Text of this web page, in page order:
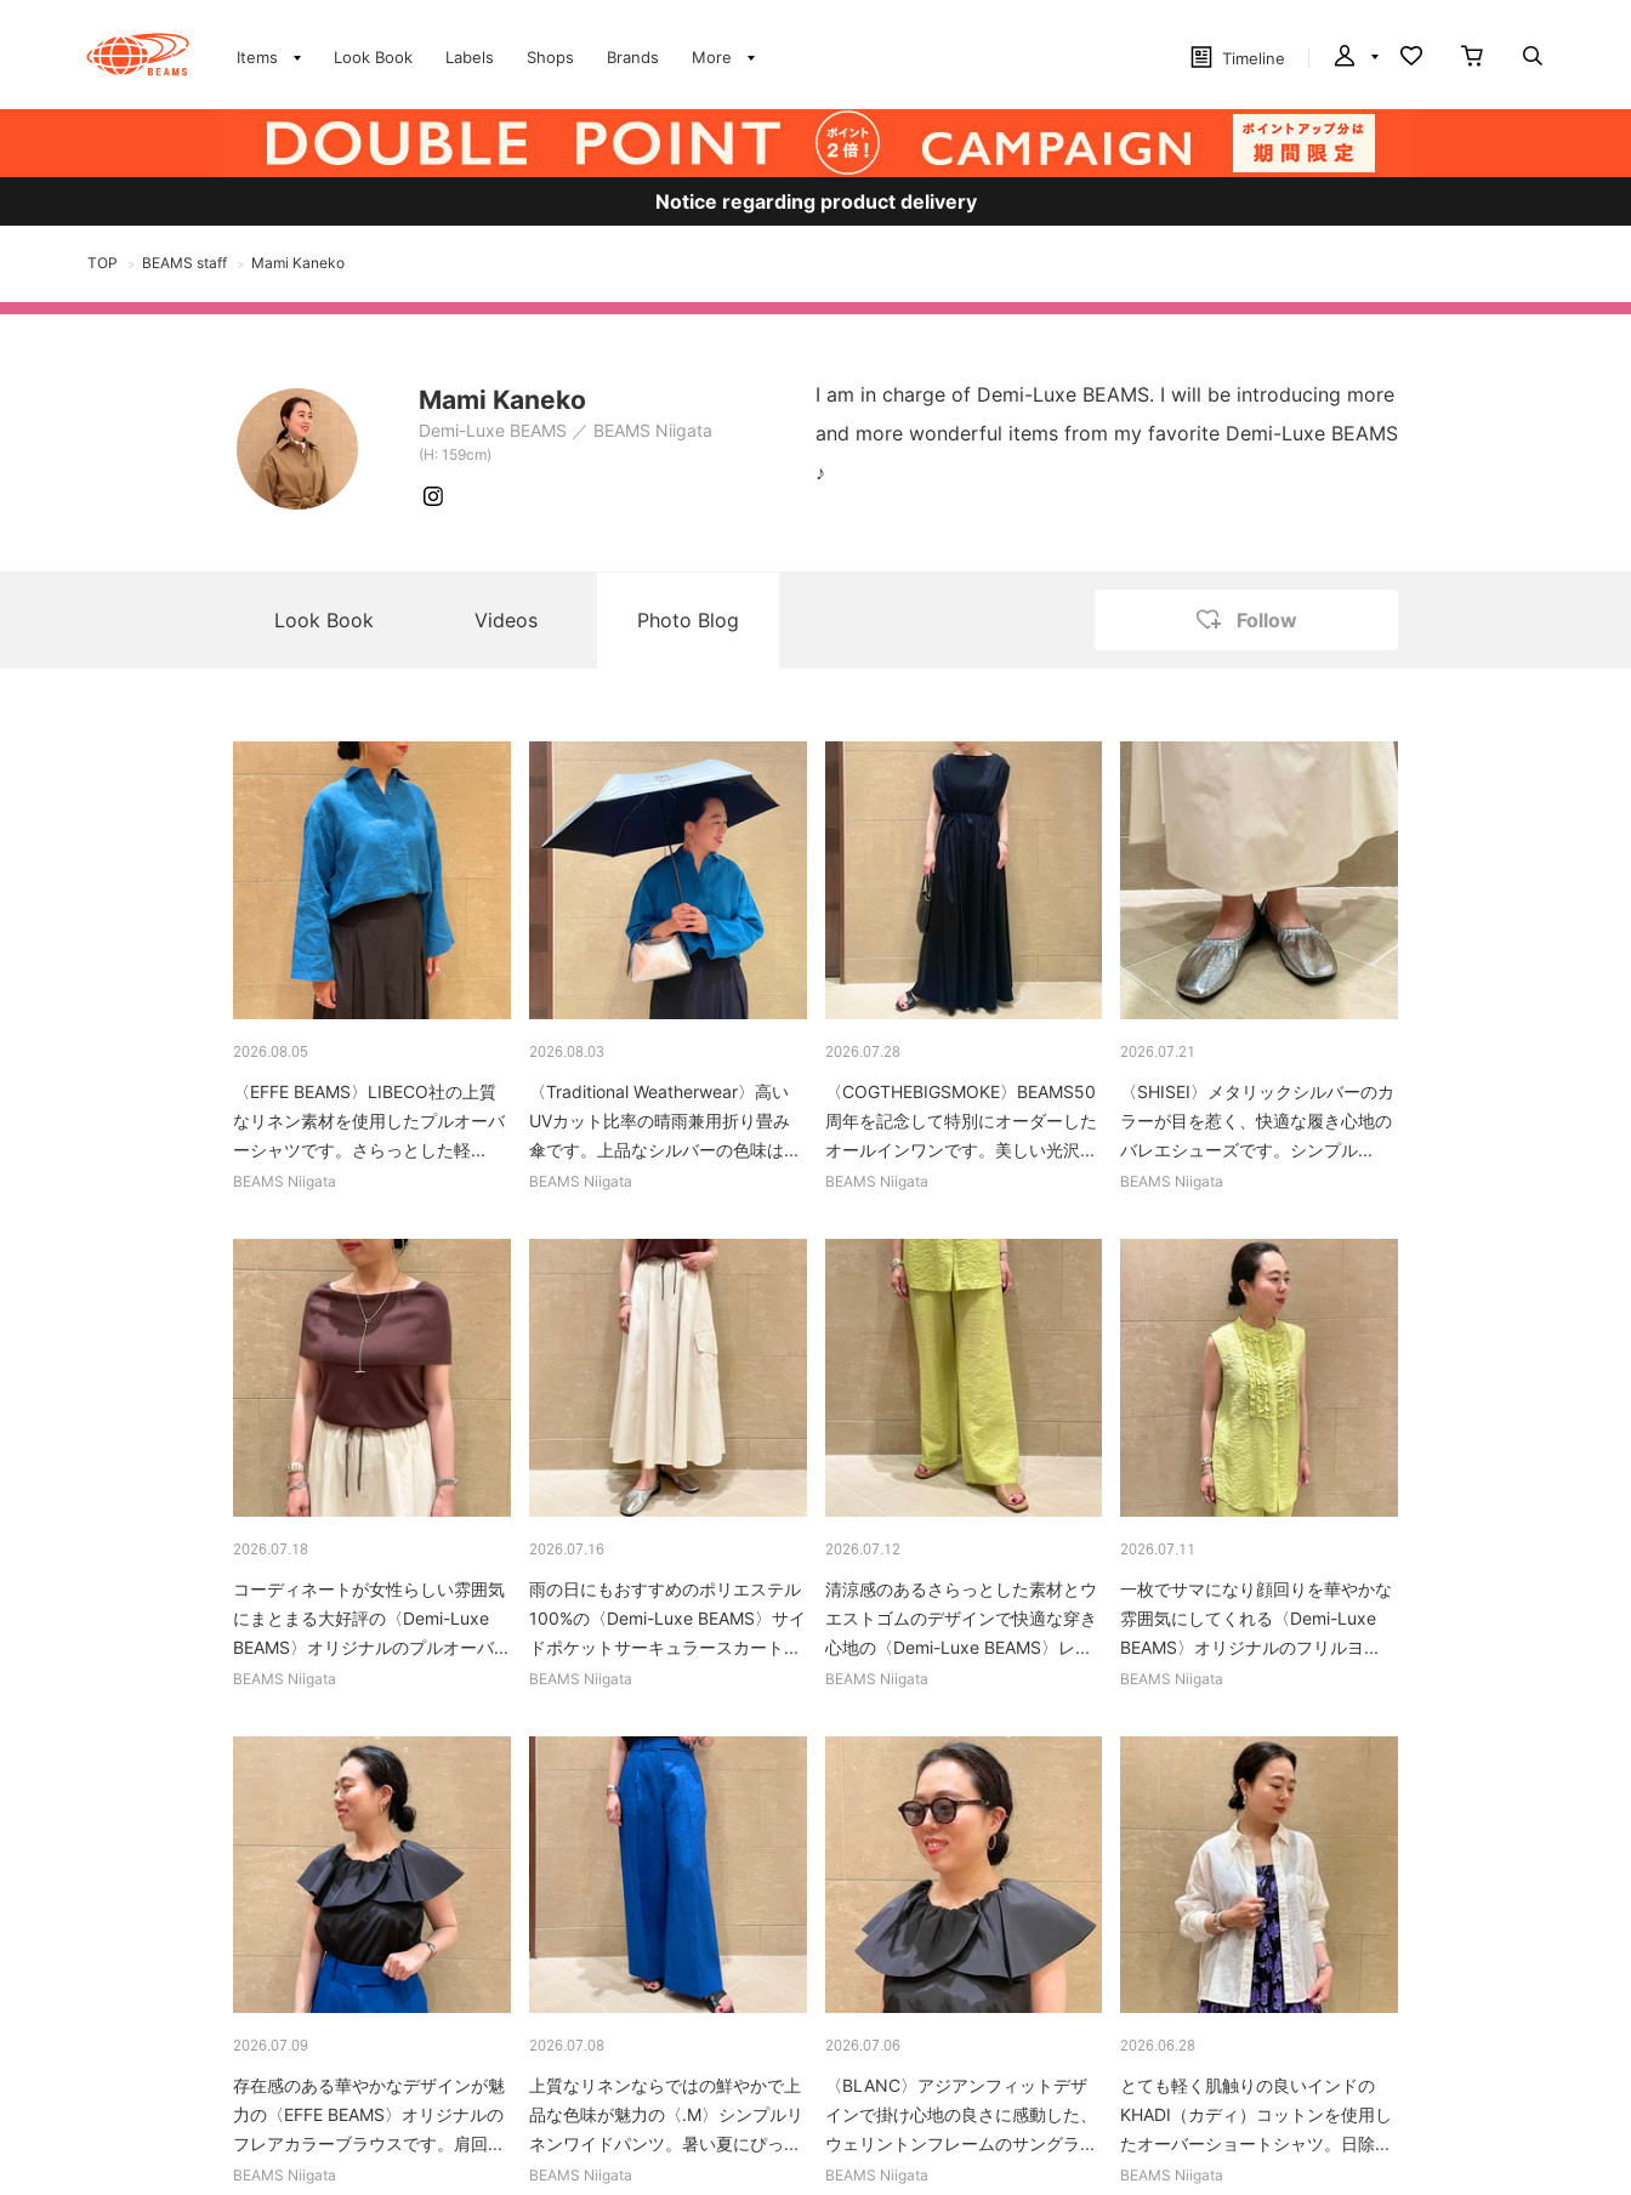
Items Look Book Labels Shops Brands More Timeline
Notice regarding product delivery
TOP > BEAMS staff > Mami Kaneko
Mami Kaneko
Demi-Luxe BEAMS BEAMS Niigata
(H: 159cm)
I am in charge of Demi-Luxe BEAMS. I will be introducing more
and more wonderful items from my favorite Demi-Luxe BEAMS
♪
Look Book Videos Photo Blog Follow
2026.08.05
〈EFFE BEAMS〉LIBECO社の上質
なリネン素材を使用したプルオーバ
ーシャツです。さらっとした軽...
BEAMS Niigata
2026.08.03
〈Traditional Weatherwear〉高い
UVカット比率の晴雨兼用折り畳み
傘です。上品なシルバーの色味は...
BEAMS Niigata
2026.07.28
〈COGTHEBIGSMOKE〉BEAMS50
周年を記念して特別にオーダーした
オールインワンです。美しい光沢...
BEAMS Niigata
2026.07.21
〈SHISEI〉メタリックシルバーのカ
ラーが目を惹く、快適な履き心地の
バレエシューズです。シンプル...
BEAMS Niigata
2026.07.18
コーディネートが女性らしい雰囲気
にまとまる大好評の〈Demi-Luxe
BEAMS〉オリジナルのプルオーバ...
BEAMS Niigata
2026.07.16
雨の日にもおすすめのポリエステル
100%の〈Demi-Luxe BEAMS〉サイ
ドポケットサーキュラースカート...
BEAMS Niigata
2026.07.12
清涼感のあるさらっとした素材とウ
エストゴムのデザインで快適な穿き
心地の〈Demi-Luxe BEAMS〉レ...
BEAMS Niigata
2026.07.11
一枚でサマになり顔回りを華やかな
雰囲気にしてくれる〈Demi-Luxe
BEAMS〉オリジナルのフリルヨ...
BEAMS Niigata
2026.07.09
存在感のある華やかなデザインが魅
力の〈EFFE BEAMS〉オリジナルの
フレアカラーブラウスです。肩回...
BEAMS Niigata
2026.07.08
上質なリネンならではの鮮やかで上
品な色味が魅力の〈.M〉シンプルリ
ネンワイドパンツ。暑い夏にぴっ...
BEAMS Niigata
2026.07.06
〈BLANC〉アジアンフィットデザ
インで掛け心地の良さに感動した、
ウェリントンフレームのサングラ...
BEAMS Niigata
2026.06.28
とても軽く肌触りの良いインドの
KHADI（カディ）コットンを使用し
たオーバーショートシャツ。日除...
BEAMS Niigata